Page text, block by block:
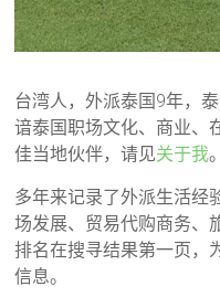
台湾人，外派泰国9年，
谙泰国职场文化、商业、
佳当地伙伴，请见关于我。
多年来记录了外派生活经
场发展、贸易代购商务、
排名在搜寻结果第一页，
信息。